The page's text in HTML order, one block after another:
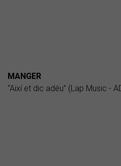
MANGER
“Així et dic adéu” (Lap Music -